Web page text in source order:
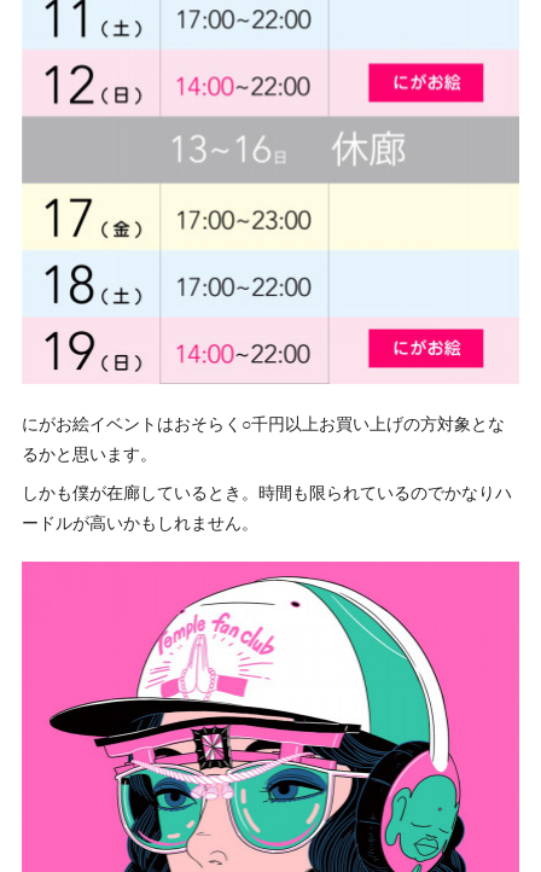
にがお絵イベントはおそらく○千円以上お買い上げの方対象とな
るかと思います。
しかも僕が在廊しているとき。時間も限られているのでかなりハ
ードルが高いかもしれません。